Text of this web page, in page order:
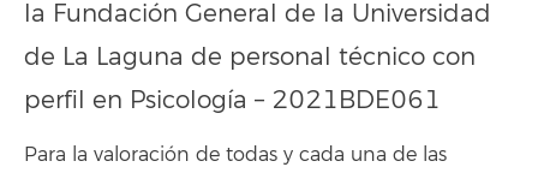
la Fundación General de la Universidad
de La Laguna de personal técnico con
perfil en Psicología – 2021BDE061
Para la valoración de todas y cada una de las